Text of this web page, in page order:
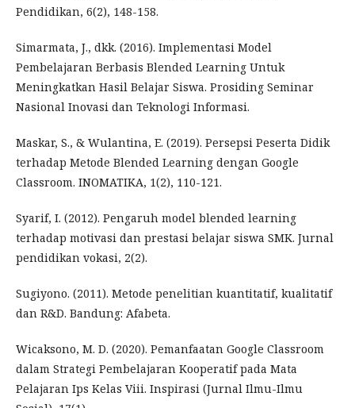
Pendidikan, 6(2), 148-158.
Simarmata, J., dkk. (2016). Implementasi Model
Pembelajaran Berbasis Blended Learning Untuk
Meningkatkan Hasil Belajar Siswa. Prosiding Seminar
Nasional Inovasi dan Teknologi Informasi.
Maskar, S., & Wulantina, E. (2019). Persepsi Peserta Didik
terhadap Metode Blended Learning dengan Google
Classroom. INOMATIKA, 1(2), 110-121.
Syarif, I. (2012). Pengaruh model blended learning
terhadap motivasi dan prestasi belajar siswa SMK. Jurnal
pendidikan vokasi, 2(2).
Sugiyono. (2011). Metode penelitian kuantitatif, kualitatif
dan R&D. Bandung: Afabeta.
Wicaksono, M. D. (2020). Pemanfaatan Google Classroom
dalam Strategi Pembelajaran Kooperatif pada Mata
Pelajaran Ips Kelas Viii. Inspirasi (Jurnal Ilmu-Ilmu